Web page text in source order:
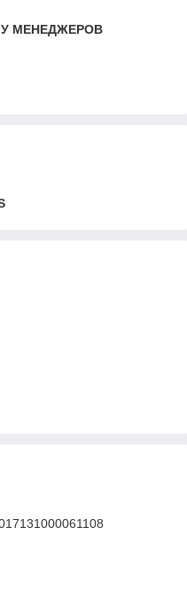
МЕНЕДЖЕРОВ